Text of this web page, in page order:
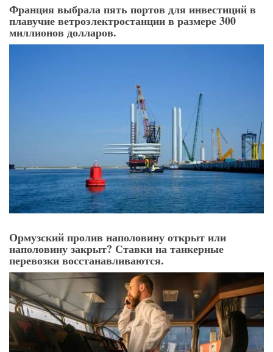
Франция выбрала пять портов для инвестиций в
плавучие ветроэлектростанции в размере 300
миллионов долларов.
Ормузский пролив наполовину открыт или
наполовину закрыт? Ставки на танкерные
перевозки восстанавливаются.